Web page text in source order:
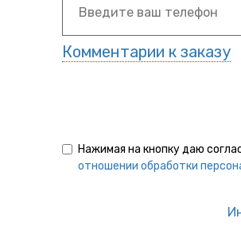
Комментарии к заказу
Нажимая на кнопку даю
отношении обработки